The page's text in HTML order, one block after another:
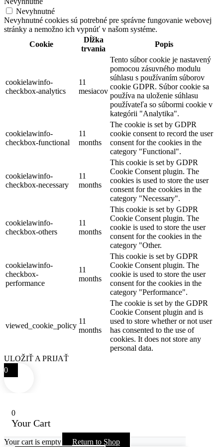
Nevyhnutné
Nevyhnutné cookies sú potrebné pre správne fungovanie webovej
stránky a nemožno ich vypnúť v našom systéme.
Cookie
Dĺžka
trvania
Popis
cookielawinfo-
checkbox-analytics
11
mesiacov
Tento súbor cookie je nastavený
pomocou zásuvného modulu
súhlasu s používaním súborov
cookie GDPR. Súbor cookie sa
používa na uloženie súhlasu
používateľa so súbormi cookie v
kategórii "Analytika".
cookielawinfo-
checkbox-functional
11
months
The cookie is set by GDPR
cookie consent to record the user
consent for the cookies in the
category "Functional".
cookielawinfo-
checkbox-necessary
11
months
This cookie is set by GDPR
Cookie Consent plugin. The
cookies is used to store the user
consent for the cookies in the
category "Necessary".
cookielawinfo-
checkbox-others
11
months
This cookie is set by GDPR
Cookie Consent plugin. The
cookie is used to store the user
consent for the cookies in the
category "Other.
cookielawinfo-
checkbox-
performance
11
months
This cookie is set by GDPR
Cookie Consent plugin. The
cookie is used to store the user
consent for the cookies in the
category "Performance".
viewed_cookie_policy
11
months
The cookie is set by the GDPR
Cookie Consent plugin and is
used to store whether or not user
has consented to the use of
cookies. It does not store any
personal data.
ULOŽIŤ A PRIJAŤ
0
0
Your Cart
Your cart is empty Return to Shop